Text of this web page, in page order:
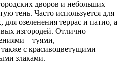
дворов и небольших
тень. Часто используется для
озеленения террас и патио, а
изгородей. Отлично
– туями,
с красивоцветущими
злаками.